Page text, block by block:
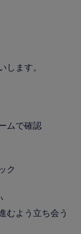
します。
ムで確認
ク
むよう立ち会う